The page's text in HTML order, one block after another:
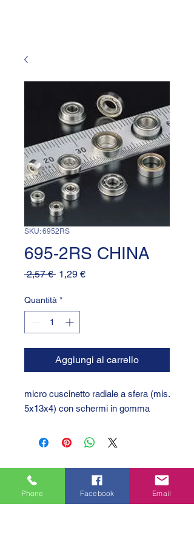
SKU: 6952RS
695-2RS CHINA
2,57 € Prezzo
1,29 €Prezzo
Quantità *
Aggiungi al carrello
micro cuscinetto radiale a sfera (mis.
5x13x4) con schermi in gomma
Phone Facebook Email